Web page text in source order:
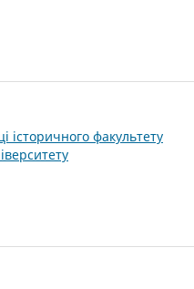
історичного факультету